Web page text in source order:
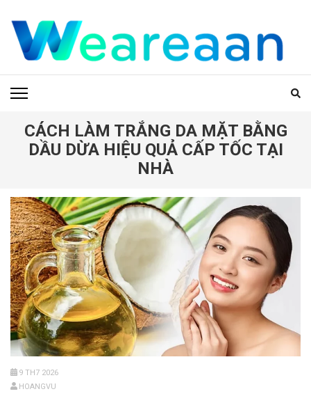
qua
nội
dung
Enter)
WEAREAAN.COM
CÁCH LÀM TRẮNG DA MẶT BẰNG
DẦU DỪA HIỆU QUẢ CẤP TỐC TẠI
NHÀ
9 TH7 2026
HOANGVU